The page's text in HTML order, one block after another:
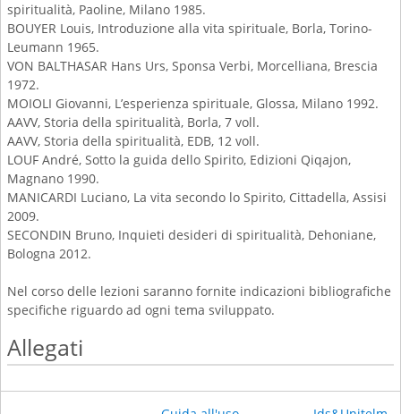
spiritualità, Paoline, Milano 1985.
BOUYER Louis, Introduzione alla vita spirituale, Borla, Torino-
Leumann 1965.
VON BALTHASAR Hans Urs, Sponsa Verbi, Morcelliana, Brescia
1972.
MOIOLI Giovanni, L’esperienza spirituale, Glossa, Milano 1992.
AAVV, Storia della spiritualità, Borla, 7 voll.
AAVV, Storia della spiritualità, EDB, 12 voll.
LOUF André, Sotto la guida dello Spirito, Edizioni Qiqajon,
Magnano 1990.
MANICARDI Luciano, La vita secondo lo Spirito, Cittadella, Assisi
2009.
SECONDIN Bruno, Inquieti desideri di spiritualità, Dehoniane,
Bologna 2012.
Nel corso delle lezioni saranno fornite indicazioni bibliografiche
specifiche riguardo ad ogni tema sviluppato.
Allegati